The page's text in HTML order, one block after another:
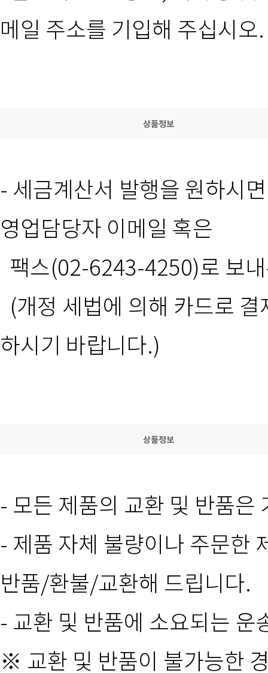
메일 주소를 기입해 주십시오.
상품정보
- 세금계산서 발행을 원하시
영업담당자 이메일 혹은
팩스(02-6243-4250)로 보
(개정 세법에 의해 카드로
하시기 바랍니다.)
상품정보
- 모든 제품의 교환 및 반품
- 제품 자체 불량이나 주문한
반품/환불/교환해 드립니다.
- 교환 및 반품에 소요되는
※ 교환 및 반품이 불가능한